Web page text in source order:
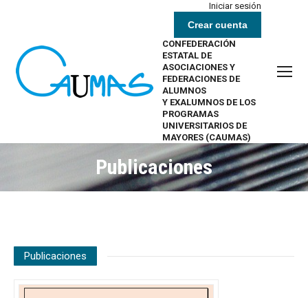
Iniciar sesión
Crear cuenta
CONFEDERACIÓN
ESTATAL DE
ASOCIACIONES Y
FEDERACIONES DE
ALUMNOS
Y EXALUMNOS DE LOS
PROGRAMAS
UNIVERSITARIOS DE
MAYORES (CAUMAS)
Publicaciones
Estás aquí:
Publicaciones